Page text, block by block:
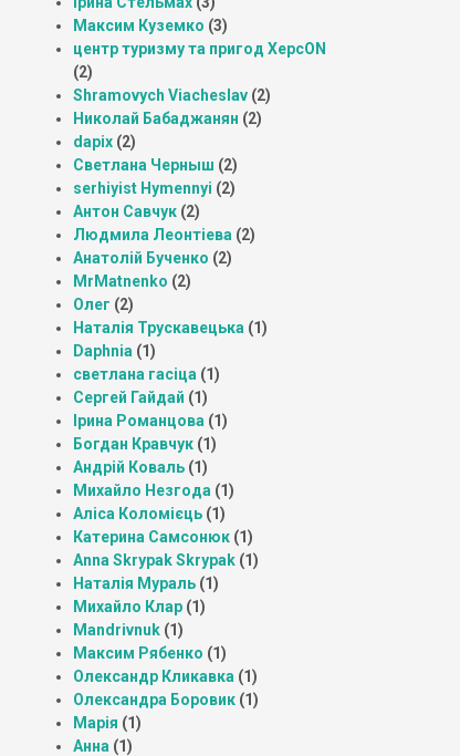
Максим Куземко (3)
центр туризму та пригод ХерсON
(2)
Shramovych Viacheslav(2)
Николай Бабаджанян (2)
dapix(2)
Светлана Черныш (2)
serhiyist Hymennyi (2)
Антон Савчук(2)
Людмила Леонтіева (2)
Анатолій Бученко (2)
MrMatnenko (2)
Олег (2)
Наталія Трускавецька (1)
Daphnia (1)
светлана гасіца (1)
Сергей Гайдай (1)
Ірина Романцова (1)
Богдан Кравчук(1)
Андрій Коваль(1)
Михайло Незгода (1)
Аліса Коломієць(1)
Катерина Самсонюк(1)
Anna Skrypak Skrypak(1)
Наталія Мураль(1)
Михайло Клар(1)
Mandrivnuk(1)
Максим Рябенко (1)
Олександр Кликавка (1)
Олександра Боровик(1)
Марія (1)
Анна (1)